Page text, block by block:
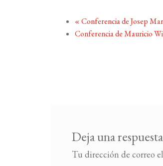
«Conferencia de Josep
Conferencia de Mauricio
Deja una respuesta
Tu dirección de correo